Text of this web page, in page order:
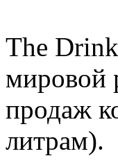
The
мировой
продаж
литрам).